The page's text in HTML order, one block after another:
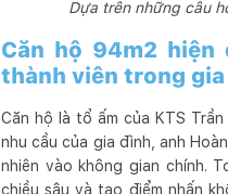
Dựa trên những câu
Căn hộ 94m2
thành viên trong
Căn hộ là tổ ấm của KTS
nhu cầu của gia đình, anh
nhiên vào không gian chính.
chiều sâu và tạo điểm nhấn